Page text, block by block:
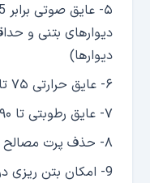
دیوارهای بتنی و
دیوارها)
۶- عایق حرارتی ۷۵ تا ۸۲ درصد
۷- عایق رطوبتی تا ۹۰ درصد
۸- حذف پرت مصالح و نخاله ساختمانی
9- امکان بتن ریزی در شرایط دمایی مختلف